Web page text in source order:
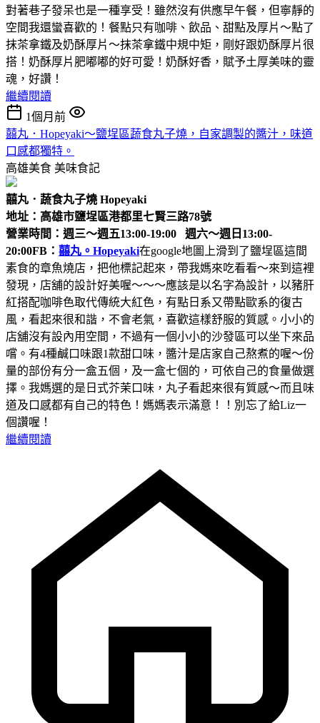
對著巷子發呆也是一種享受！雖然沒有供應早午餐，但寧靜的
空間我還蠻喜歡的！餐點只有咖啡、飲品、甜點及厚片～點了
抹茶拿鐵及奶酥厚片～抹茶拿鐵中規中矩，剛好跟奶酥厚片很
搭！奶酥厚片肥嘟嘟的好可愛！奶酥好香，賦予土厚美味的靈
魂，好讚！
繼續閱讀
1個月前
囍丸．Hopeyaki～鹽埕區蔬食丸子燒，自家調製的醬汁，味道
口感都獨特。
高雄美食 美味食記
囍丸．蔬食丸子燒 Hopeyaki
地址：高雄市鹽埕區港都里七賢三路78號
營業時間：週三～週五13:00-19:00 週六～週日13:00-
20:00FB： 囍丸。Hopeyaki在google地圖上滑到了鹽埕區這間
素食的章魚燒店，把他標記起來，帶我媽來吃看看～來到這裡
發現，店舖的設計好美喔～～～應該是以名字為設計，以豬肝
紅搭配咖啡色取代傳統大紅色，有點日系又帶點歐系的復古
風，看起來很和諧，不會老氣，喜歡這樣舒服的質感。小小的
店舖沒有設內用空間，不過有一個小小的沙發區可以坐下來品
嚐。有4種鹹口味跟1款甜口味，醬汁是店家自己熬煮的喔～份
量的部份有分一盒五個，及一盒七個的，可依自己的食量做選
擇。我媽選的是日式芥茉口味，丸子看起來很有質感～而且味
道及口感都有自己的特色！媽媽表示滿意！！別忘了給Liz一
個讚喔！
繼續閱讀